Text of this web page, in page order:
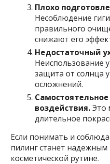
Плохо
Несоблюдение
правильного
снижают его
Недостаточный
Неиспользование
защита от солнца
осложнений.
воздействия.Это
длительное
Если понимать и
пилинг станет
косметической рутине.